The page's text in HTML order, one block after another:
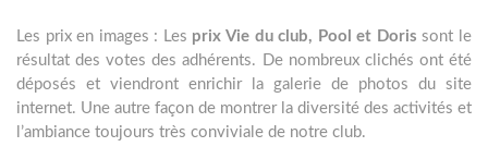
Les prix en images : Les prix Vie du club, Pool et Doris sont le
résultat des votes des adhérents. De nombreux clichés ont été
déposés et viendront enrichir la galerie de photos du site
internet. Une autre façon de montrer la diversité des activités et
l’ambiance toujours très conviviale de notre club.